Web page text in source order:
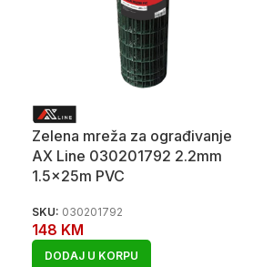
Zelena mreža za ograđivanje
AX Line 030201792 2.2mm
1.5x25m PVC
SKU: 030201792
148 KM
DODAJ U KORPU